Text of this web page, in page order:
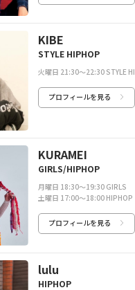
KIBE
STYLE HIPHOP
火曜日 21:30〜22:30 STYLE
プロフィールを見る
KURAMEI
GIRLS/HIPHOP
月曜日 18:30〜19:30 GIRLS
土曜日 17:00〜18:00 HIPHOP
プロフィールを見る
lulu
HIPHOP